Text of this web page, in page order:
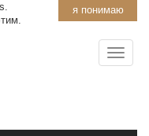
я понимаю